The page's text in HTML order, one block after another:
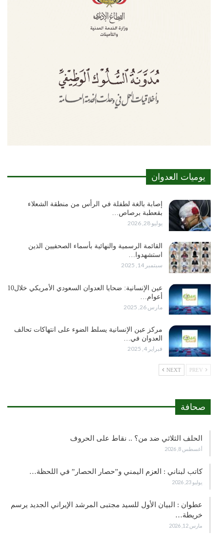
يوميات العدوان
إصابة بالغة لطفلة في الرأس من منطقة الشعلاء
بقعطبة برصاص…
يوليو 28, 2026
القائمة الرسمية والنهائية بأسماء الصحفيين الذين
استشهدوا…
سبتمبر 14, 2025
عين الإنسانية: ضحايا العدوان السعودي الأمريكي خلال10
أعوام…
مارس 26, 2025
مركز عين الإنسانية يسلط الضوء على انتهاكات تحالف
العدوان في…
فبراير 4, 2025
NEXT
صحافة
الحلف الثلاثي ضد من؟ .. نقاط على الحروف
أغسطس 8, 2026
كاتب لبناني : العزم اليمني و”حصار الحصار” في اللحظة…
يوليو 23, 2026
عطوان : البيان الأول للسيد مجتبى المرشد الإيراني الجديد يرسم
خريطة…
مارس 12, 2026